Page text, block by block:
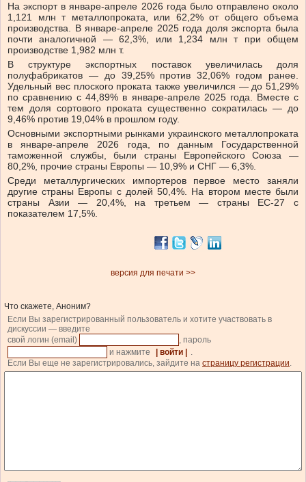
На экспорт в январе-апреле 2026 года было отправлено около
1,121 млн т металлопроката, или 62,2% от общего объема
производства. В январе-апреле 2025 года доля экспорта была
почти аналогичной — 62,3%, или 1,234 млн т при общем
производстве 1,982 млн т.
В структуре экспортных поставок увеличилась доля
полуфабрикатов — до 39,25% против 32,06% годом ранее.
Удельный вес плоского проката также увеличился — до 51,29%
по сравнению с 44,89% в январе-апреле 2025 года. Вместе с
тем доля сортового проката существенно сократилась — до
9,46% против 19,04% в прошлом году.
Основными экспортными рынками украинского металлопроката
в январе-апреле 2026 года, по данным Государственной
таможенной службы, были страны Европейского Союза —
80,2%, прочие страны Европы — 10,9% и СНГ — 6,3%.
Среди металлургических импортеров первое место заняли
другие страны Европы с долей 50,4%. На втором месте были
страны Азии — 20,4%, на третьем — страны ЕС-27 с
показателем 17,5%.
версия для печати >>
Что скажете, Аноним?
Если Вы зарегистрированный пользователь и хотите участвовать в
дискуссии — введите
свой логин (email)
, пароль
и нажмите
| войти |
.
Если Вы еще не зарегистрировались, зайдите на страницу регистрации.